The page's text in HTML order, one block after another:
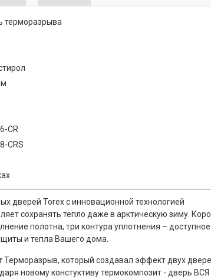
терморазрыва
CR
CRS
дверей Torex с инновационной технологией
сохранять тепло даже в арктическую зиму.
полотна, три контура уплотнения – доступное
и тепла Вашего дома.
Терморазрыв, который создавал эффект двух
новому констуктиву термокомпозит - дверь ВСЯ